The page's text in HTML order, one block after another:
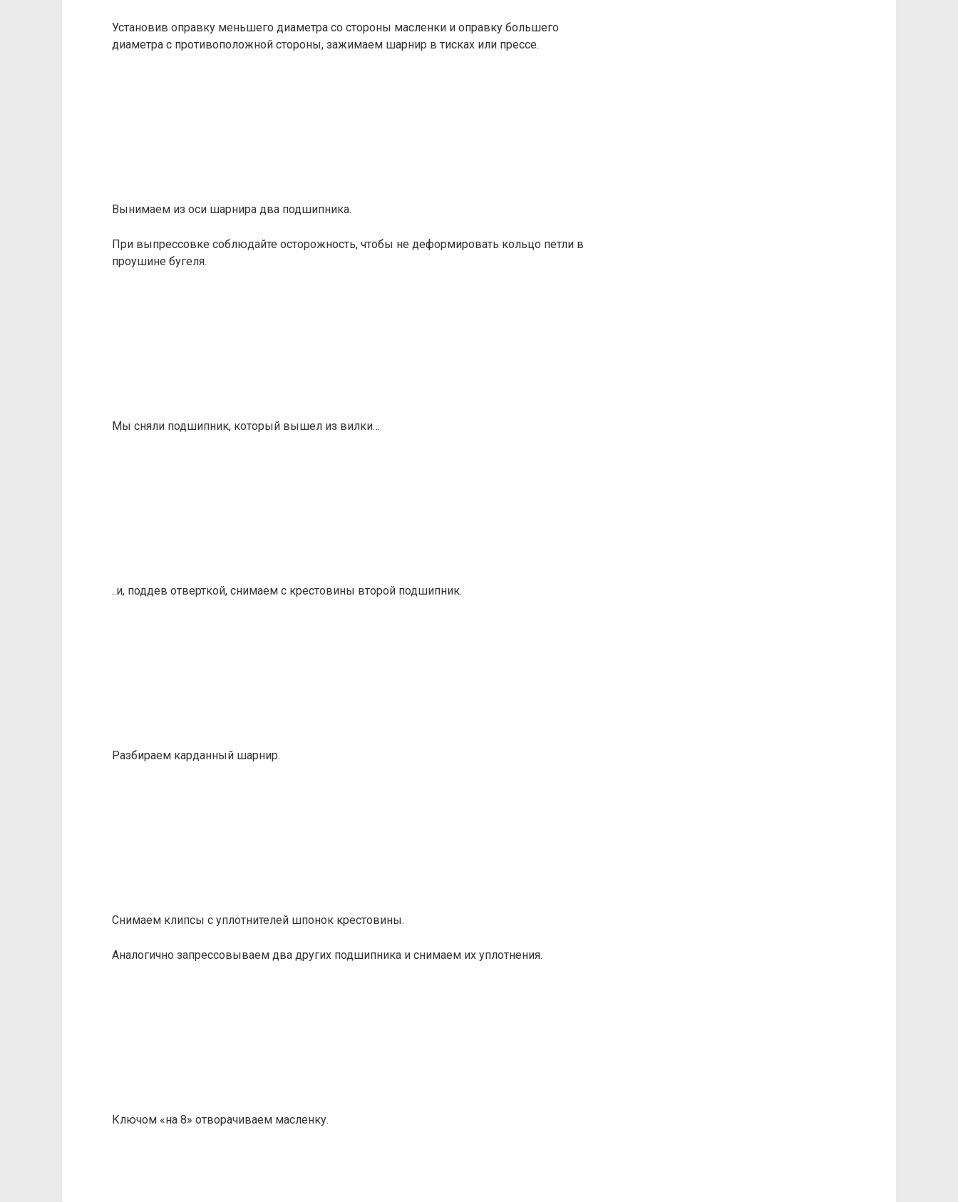
Установив оправку меньшего диаметра со стороны масленки и оправку большего
диаметра с противоположной стороны, зажимаем шарнир в тисках или прессе.
Вынимаем из оси шарнира два подшипника.
При выпрессовке соблюдайте осторожность, чтобы не деформировать кольцо петли в
проушине бугеля.
Мы сняли подшипник, который вышел из вилки…
..и, поддев отверткой, снимаем с крестовины второй подшипник.
Разбираем карданный шарнир.
Снимаем клипсы с уплотнителей шпонок крестовины.
Аналогично запрессовываем два других подшипника и снимаем их уплотнения.
Ключом «на 8» отворачиваем масленку.